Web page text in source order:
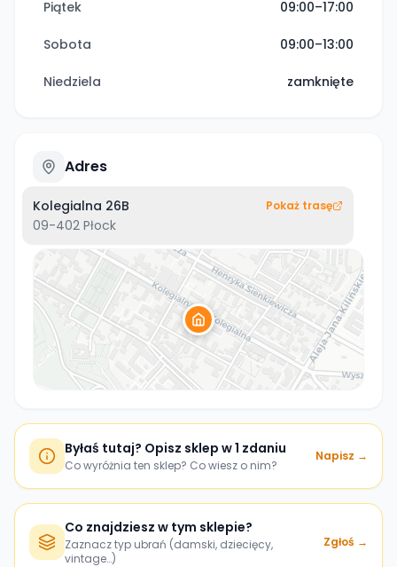
Piątek 09:00–17:00
Sobota 09:00–13:00
Niedziela zamknięte
Adres
Kolegialna 26B
09-402 Płock
Pokaż trasę
Byłaś tutaj? Opisz sklep w 1 zdaniu
Co wyróżnia ten sklep? Co wiesz o nim?
Napisz →
Co znajdziesz w tym sklepie?
Zaznacz typ ubrań (damski, dziecięcy,
vintage…)
Zgłoś →